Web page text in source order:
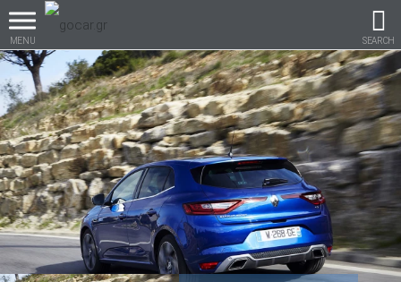
MENU SEARCH
Βρες τα πάντα για το
αυτοκίνητο!
βρες το!